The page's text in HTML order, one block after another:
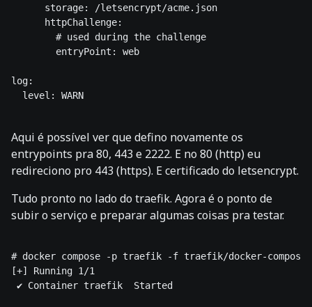
      storage: /letsencrypt/acme.json
      httpChallenge:
        # used during the challenge
        entryPoint: web
log:
  level: WARN
Aqui é possível ver que defino novamente os
entrypoints pra 80, 443 e 2222. E no 80 (http) eu
redireciono pro 443 (https). E certificado do letsencrypt.
Tudo pronto no lado do traefik. Agora é o ponto de
subir o serviço e preparar algumas coisas pra testar.
# docker compose -p traefik -f traefik/docker-
[+] Running 1/1
✔ Container traefik  Started